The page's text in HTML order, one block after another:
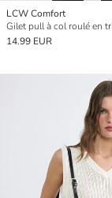
LCW Comfort
14.99 EUR